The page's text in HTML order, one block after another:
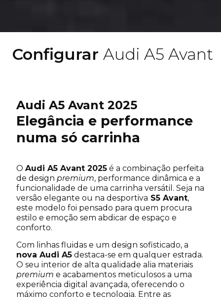
Configurar Audi A5 Avant
Nome próprio *
Endereço de e-mail*
Contacto telefónico *
Concessionário Caetano*
Audi A5 Avant 2025
Elegância e performance
numa só carrinha
O Audi A5 Avant 2025é a combinação perfeita
de design premium, performance dinâmica e a
funcionalidade de uma carrinha versátil. Seja na
versão elegante ou na desportiva S5 Avant,
este modelo foi pensado para quem procura
estilo e emoção sem abdicar de espaço e
conforto.
Com linhas fluidas e um design sofisticado, a
nova Audi A5destaca-se em qualquer estrada.
O seu interior de alta qualidade alia materiais
premium e acabamentos meticulosos a uma
experiência digital avançada, oferecendo o
máximo conforto e tecnologia. Entre as